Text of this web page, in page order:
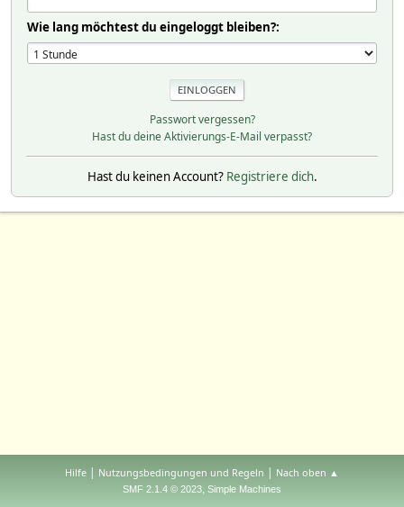
Wie lang möchtest du eingeloggt bleiben?:
Passwort vergessen?
Hast du deine Aktivierungs-E-Mail verpasst?
Hast du keinen Account? Registriere dich.
Hilfe | Nutzungsbedingungen und Regeln | Nach oben ▲
SMF 2.1.4 © 2023, Simple Machines